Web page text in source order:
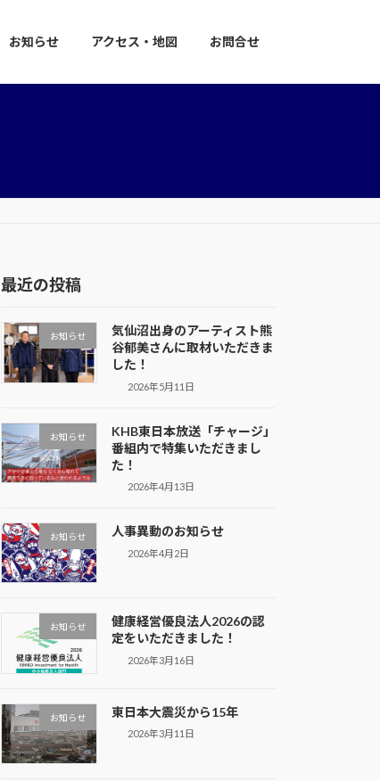
お知らせ アクセス・地図 お問合せ
最近の投稿
お知らせ
気仙沼出身のアーティスト熊
谷郁美さんに取材いただきま
した！
2026年5月11日
お知らせ
KHB東日本放送「チャージ」
番組内で特集いただきまし
た！
2026年4月13日
お知らせ 人事異動のお知らせ
2026年4月2日
お知らせ
健康経営優良法人2026の認
定をいただきました！
2026年3月16日
お知らせ 東日本大震災から15年
2026年3月11日